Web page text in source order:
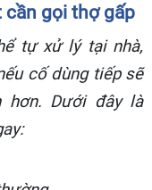
gọi thợ gấp
tự xử lý tại nhà,
cố dùng tiếp sẽ
hơn. Dưới đây là